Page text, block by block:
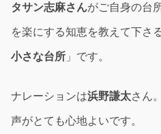
タサン志麻さんがご自身の台
を楽にする知恵を教えて下さ
小さな台所 」です。
ナレーションは浜野謙太さん。
声がとても心地よいです。